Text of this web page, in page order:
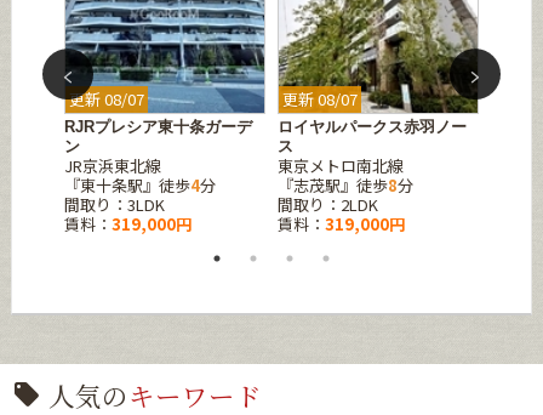
更新 08/07
RJRプレシア東十条ガーデ
ン
JR京浜東北線
『東十条駅』徒歩4分
間取り：3LDK
賃料：319,000円
更新 08/07
ロイヤルパークス赤羽ノー
ス
東京メトロ南北線
『志茂駅』徒歩8分
間取り：2LDK
賃料：319,000円
人気のキーワード